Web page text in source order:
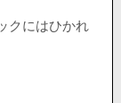
クにはひかれ